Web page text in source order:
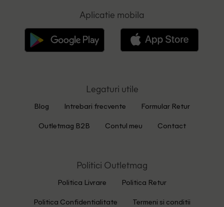
Aplicatie mobila
Legaturi utile
Blog Intrebari frecvente Formular Retur
Outletmag B2B Contul meu Contact
Politici Outletmag
Politica Livrare Politica Retur
Politica Confidentialitate Termeni si conditii